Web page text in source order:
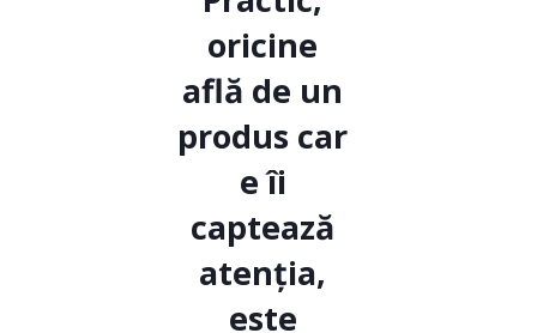
oricine
află de un
produs car
e îi
captează
atenția,
este